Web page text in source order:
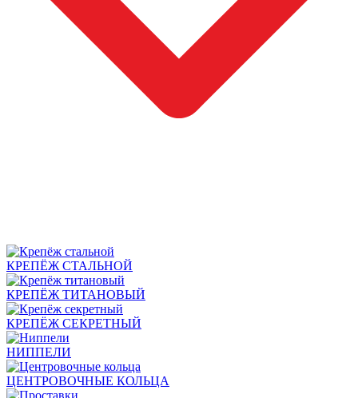
КРЕПЁЖ СТАЛЬНОЙ
КРЕПЁЖ ТИТАНОВЫЙ
КРЕПЁЖ СЕКРЕТНЫЙ
НИППЕЛИ
ЦЕНТРОВОЧНЫЕ КОЛЬЦА